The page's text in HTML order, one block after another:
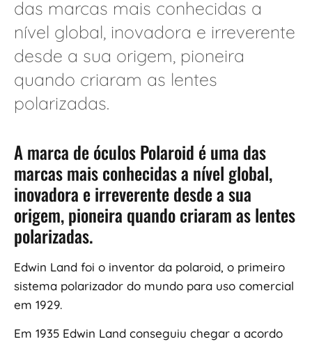
das marcas mais conhecidas a
nível global, inovadora e irreverente
desde a sua origem, pioneira
quando criaram as lentes
polarizadas.
A marca de óculos Polaroid é uma das
marcas mais conhecidas a nível global,
inovadora e irreverente desde a sua
origem, pioneira quando criaram as lentes
polarizadas.
Edwin Land foi o inventor da polaroid, o primeiro
sistema polarizador do mundo para uso comercial
em 1929.
Em 1935 Edwin Land conseguiu chegar a acordo